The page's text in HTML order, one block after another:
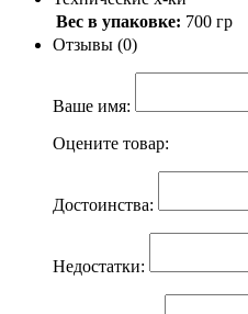
Вес в упаковке: 700 гр
Отзывы (0)
Ваше имя:
Оцените товар:
Достоинства:
Недостатки: